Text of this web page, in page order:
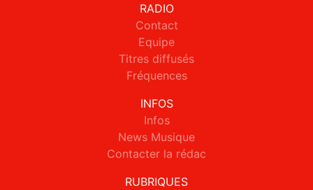
RADIO
Contact
Equipe
Titres diffusés
Fréquences
INFOS
Infos
News Musique
Contacter la rédac
RUBRIQUES